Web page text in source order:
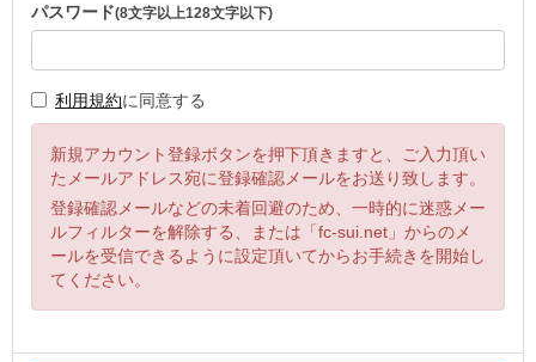
パスワード(8文字以上128文字以下)
利用規約に同意する
新規アカウント登録ボタンを押下頂きますと、ご入力頂い
たメールアドレス宛に登録確認メールをお送り致します。
登録確認メールなどの未着回避のため、一時的に迷惑メー
ルフィルターを解除する、または「fc-sui.net」からのメ
ールを受信できるように設定頂いてからお手続きを開始し
てください。